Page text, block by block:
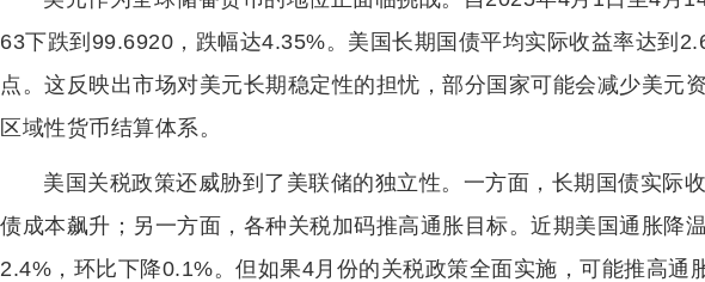
63下跌到99.6920，跌幅达4.35%。美国长期国债平均实际收益率达到
点。这反映出市场对美元长期稳定性的担忧，部分国家可能会减少美元
区域性货币结算体系。
美国关税政策还威胁到了美联储的独立性。一方面，长期国债实际
债成本飙升；另一方面，各种关税加码推高通胀目标。近期美国通胀降
2.4%，环比下降0.1%。但如果4月份的关税政策全面实施，可能推高通